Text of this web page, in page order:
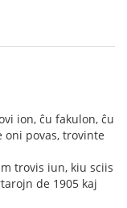
ion, ĉu fakulon, ĉu
oni povas, trovinte
trovis iun, kiu sciis
de 1905 kaj